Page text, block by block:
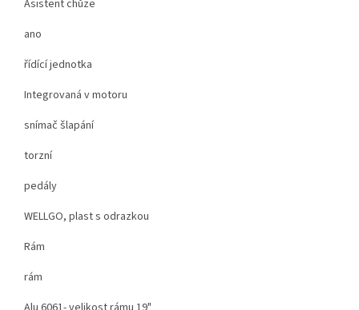
Asistent chůze
ano
řídící jednotka
Integrovaná v motoru
snímač šlapání
torzní
pedály
WELLGO, plast s odrazkou
Rám
rám